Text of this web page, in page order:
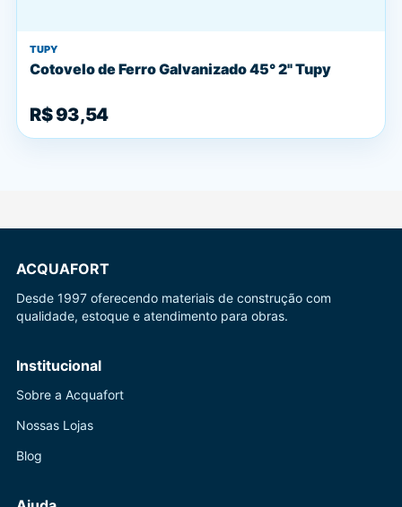
TUPY
Cotovelo de Ferro Galvanizado 45° 2" Tupy
R$ 93,54
ACQUAFORT
Desde 1997 oferecendo materiais de construção com
qualidade, estoque e atendimento para obras.
Institucional
Sobre a Acquafort
Nossas Lojas
Blog